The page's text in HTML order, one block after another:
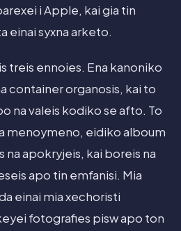
i Apple, kai gia tin
einai syxna arketo.
treis ennoies. Ena kanoniko
container organosis, kai to
na valeis kodiko se afto. To
menoymeno, eidiko alboum
apokryjeis, kai boreis na
apo tin emfanisi. Mia
einai mia xechoristi
fotografies pisw apo ton